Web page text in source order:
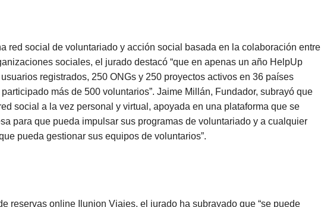
red social de voluntariado y acción social basada en la colaboración entre
sociales, el jurado destacó “que en apenas un año HelpUp
registrados, 250 ONGs y 250 proyectos activos en 36 países
más de 500 voluntarios”. Jaime Millán, Fundador, subrayó que
social a la vez personal y virtual, apoyada en una plataforma que se
para que pueda impulsar sus programas de voluntariado y a cualquier
pueda gestionar sus equipos de voluntarios”.
reservas online Ilunion Viajes, el jurado ha subrayado que “se puede